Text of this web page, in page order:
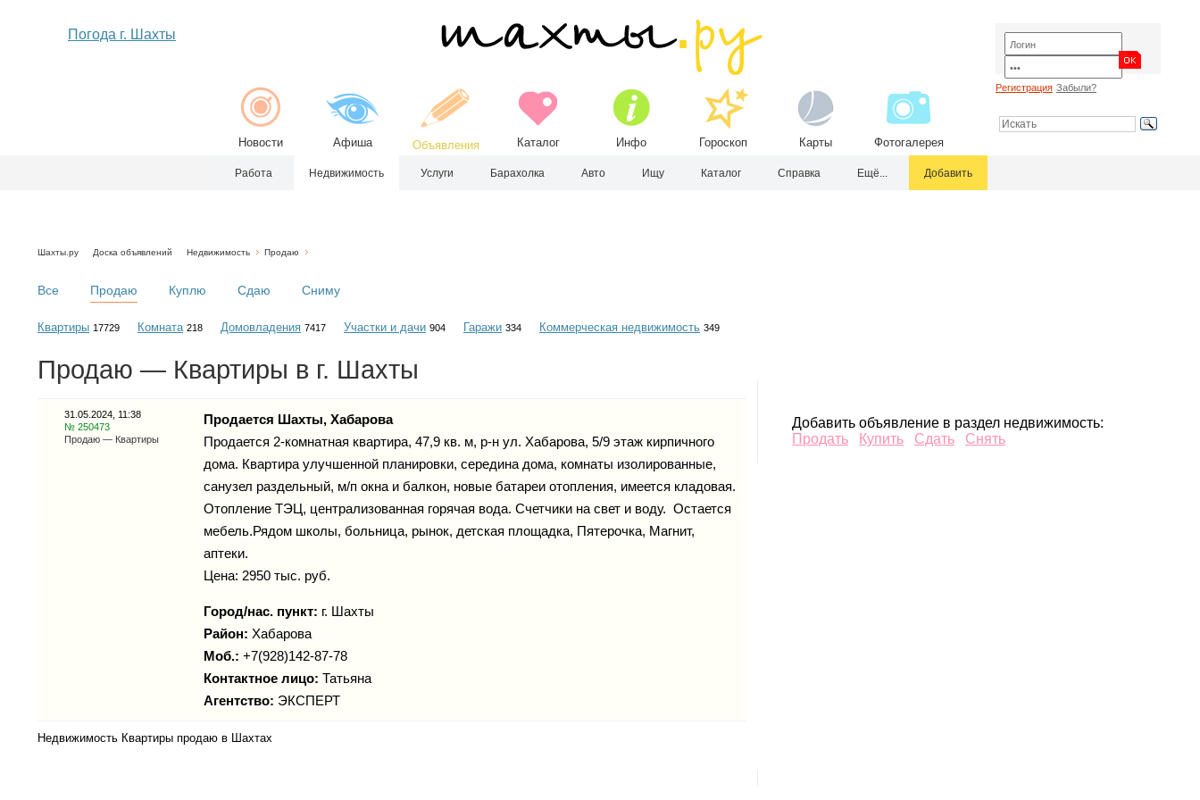
Погода г. Шахты
Новости Афиша Объявления Каталог Инфо Гороскоп Карты Фотогалерея
Регистрация Забыли?
Работа Недвижимость Услуги Барахолка Авто Ищу Каталог Справка Ещё... Добавить
Шахты.ру Доска объявлений Недвижимость Продаю
Все Продаю Куплю Сдаю Сниму
Квартиры 17729 Комната 218 Домовладения 7417 Участки и дачи 904 Гаражи 334 Коммерческая недвижимость 349
Продаю — Квартиры в г. Шахты
31.05.2024, 11:38
№ 250473
Продаю — Квартиры
Продается Шахты, Хабарова
Продается 2-комнатная квартира, 47,9 кв. м, р-н ул. Хабарова, 5/9 этаж кирпичного
дома. Квартира улучшенной планировки, середина дома, комнаты изолированные,
санузел раздельный, м/п окна и балкон, новые батареи отопления, имеется кладовая.
Отопление ТЭЦ, централизованная горячая вода. Счетчики на свет и воду. Остается
мебель.Рядом школы, больница, рынок, детская площадка, Пятерочка, Магнит,
аптеки.
Цена: 2950 тыс. руб.
Город/нас. пункт: г. Шахты
Район: Хабарова
Моб.: +7(928)142-87-78
Контактное лицо: Татьяна
Агентство: ЭКСПЕРТ
Недвижимость Квартиры продаю в Шахтах
Добавить объявление в раздел недвижимость:
Продать
Купить Сдать Снять